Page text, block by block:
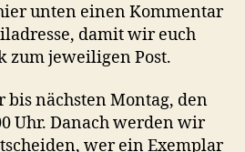
unten einen Kommentar
damit wir euch
zum jeweiligen Post.
nächsten Montag, den
Uhr. Danach werden wir
wer ein Exemplar